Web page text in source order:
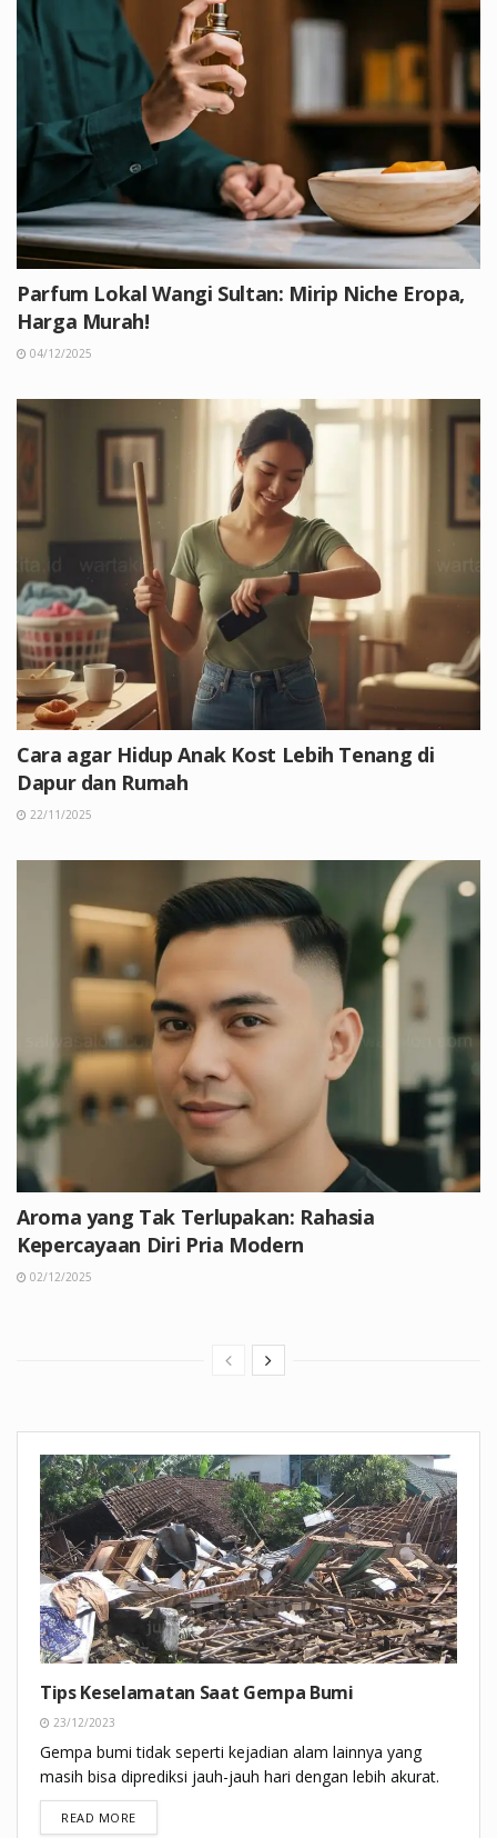
Parfum Lokal Wangi Sultan: Mirip Niche Eropa,
Harga Murah!
04/12/2025
Cara agar Hidup Anak Kost Lebih Tenang di
Dapur dan Rumah
22/11/2025
Aroma yang Tak Terlupakan: Rahasia
Kepercayaan Diri Pria Modern
02/12/2025
Tips Keselamatan Saat Gempa Bumi
23/12/2023
Gempa bumi tidak seperti kejadian alam lainnya yang
masih bisa diprediksi jauh-jauh hari dengan lebih akurat.
READ MOREDETAILS